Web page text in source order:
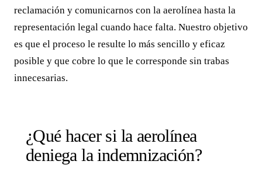
reclamación y comunicarnos con la aerolínea hasta la
representación legal cuando hace falta. Nuestro objetivo
es que el proceso le resulte lo más sencillo y eficaz
posible y que cobre lo que le corresponde sin trabas
innecesarias.
¿Qué hacer si la aerolínea
deniega la indemnización?